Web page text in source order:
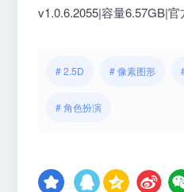
v1.0.6.2055|容量6.57GB|
# 2.5D # 像素图形
# 角色扮演